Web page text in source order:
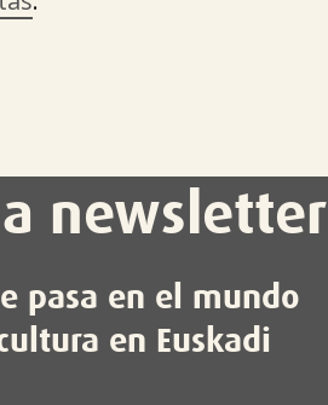
newsletter
pasa en el mundo
en Euskadi